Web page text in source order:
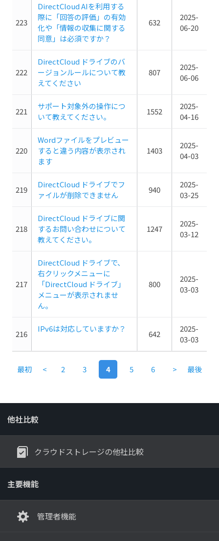
223
DirectCloud AIを利用する
際に「回答の評価」の有効
化や「情報の収集に関する
同意」は必須ですか？
632
2025-
06-20
222
DirectCloud ドライブのバ
ージョンルールについて教
えてください
807
2025-
06-06
221
サポート対象外の操作につ
いて教えてください。
1552
2025-
04-16
220
Wordファイルをプレビュー
すると違う内容が表示され
ます
1403
2025-
04-03
219
DirectCloud ドライブでフ
ァイルが削除できません
940
2025-
03-25
218
DirectCloud ドライブに関
するお問い合わせについて
教えてください。
1247
2025-
03-12
217
DirectCloud ドライブで、
右クリックメニューに
「DirectCloud ドライブ」
メニューが表示されませ
ん。
800
2025-
03-03
216
IPv6は対応していますか？
642
2025-
03-03
最初 < 2 3 4 5 6 > 最後
他社比較
クラウドストレージの他社比較
主要機能
管理者機能